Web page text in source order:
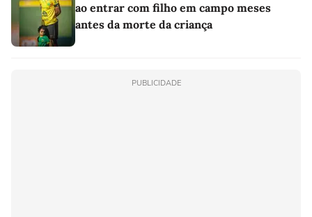
ao entrar com filho em campo meses
antes da morte da criança
PUBLICIDADE